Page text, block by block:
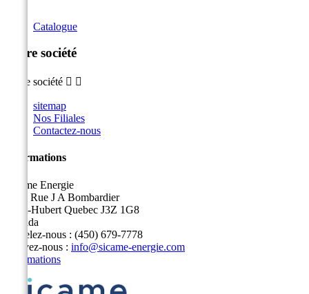
Catalogue
Notre société
Notre société  
sitemap
Nos Filiales
Contactez-nous
Informations
Sicame Energie
5400 Rue J A Bombardier
Saint-Hubert Quebec J3Z 1G8
Canada
Appelez-nous : (450) 679-7778
Écrivez-nous : info@sicame-energie.com
Informations